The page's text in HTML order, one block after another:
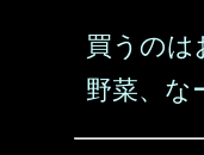
買うのは
野菜、な